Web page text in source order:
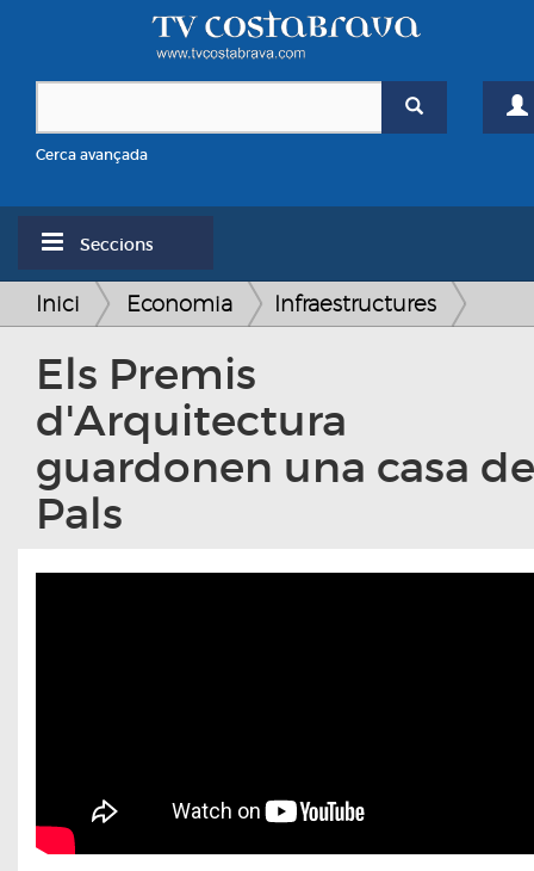
Cerca avançada
Seccions
Inici Economia Infraestructures
Els Premis
d'Arquitectura
guardonen una casa de
Pals